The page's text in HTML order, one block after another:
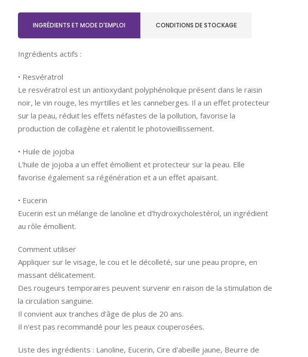
INGRÉDIENTS ET MODE D'EMPLOI CONDITIONS DE STOCKAGE
Ingrédients actifs :
• Resvératrol
Le resvératrol est un antioxydant polyphénolique présent dans le raisin
noir, le vin rouge, les myrtilles et les canneberges. Il a un effet protecteur
sur la peau, réduit les effets néfastes de la pollution, favorise la
production de collagène et ralentit le photovieillissement.
• Huile de jojoba
L'huile de jojoba a un effet émollient et protecteur sur la peau. Elle
favorise également sa régénération et a un effet apaisant.
• Eucerin
Eucerin est un mélange de lanoline et d'hydroxycholestérol, un ingrédient
au rôle émollient.
Comment utiliser
Appliquer sur le visage, le cou et le décolleté, sur une peau propre, en
massant délicatement.
Des rougeurs temporaires peuvent survenir en raison de la stimulation de
la circulation sanguine.
Il convient aux tranches d'âge de plus de 20 ans.
Il n'est pas recommandé pour les peaux couperosées.
Liste des ingrédients : Lanoline, Eucerin, Cire d'abeille jaune, Beurre de